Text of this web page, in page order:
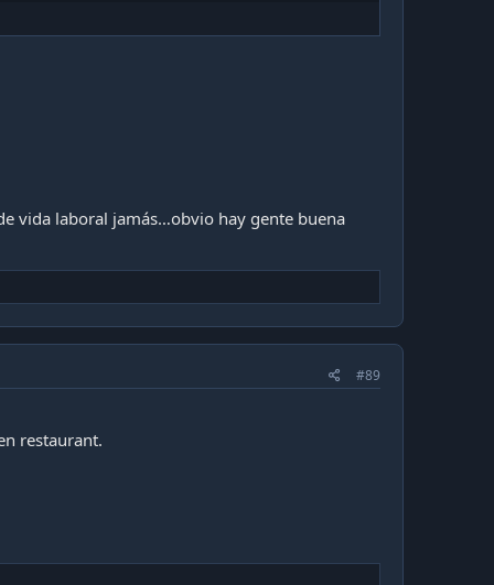
vida laboral jamás…obvio hay gente buena
#89
restaurant.